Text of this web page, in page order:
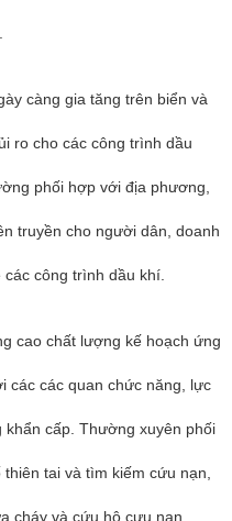
càng gia tăng trên biển và
ro cho các công trình dầu
phối hợp với địa phương,
truyền cho người dân, doanh
công trình dầu khí.
cao chất lượng kế hoạch ứng
các các quan chức năng, lực
cấp. Thường xuyên phối
tai và tìm kiếm cứu nạn,
cháy và cứu hộ cựu nạn,